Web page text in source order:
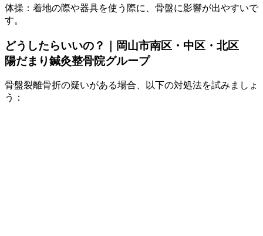
体操：着地の際や器具を使う際に、骨盤に影響が出やすいで
す。
どうしたらいいの？｜岡山市南区・中区・北区
陽だまり鍼灸整骨院グループ
骨盤裂離骨折の疑いがある場合、以下の対処法を試みましょ
う：